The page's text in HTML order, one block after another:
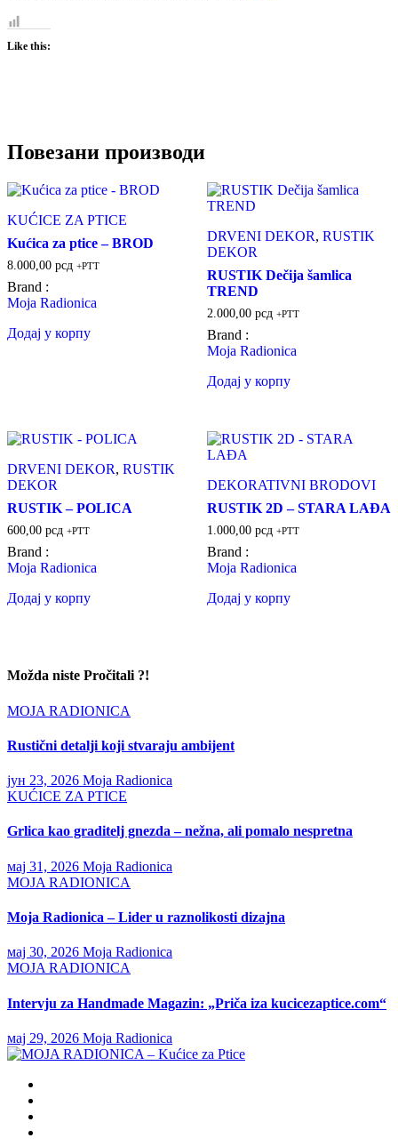
Like this:
Повезани производи
KUĆICE ZA PTICE
Kućica za ptice – BROD
8.000,00 рсд +PTT
Brand :
Moja Radionica
Додај у корпу
DRVENI DEKOR, RUSTIK
DEKOR
RUSTIK Dečija šamlica
TREND
2.000,00 рсд +PTT
Brand :
Moja Radionica
Додај у корпу
DRVENI DEKOR, RUSTIK
DEKOR
RUSTIK – POLICA
600,00 рсд +PTT
Brand :
Moja Radionica
Додај у корпу
DEKORATIVNI BRODOVI
RUSTIK 2D – STARA LAĐA
1.000,00 рсд +PTT
Brand :
Moja Radionica
Додај у корпу
Možda niste Pročitali ?!
MOJA RADIONICA
Rustični detalji koji stvaraju ambijent
јун 23, 2026 Moja Radionica
KUĆICE ZA PTICE
Grlica kao graditelj gnezda – nežna, ali pomalo nespretna
мај 31, 2026 Moja Radionica
MOJA RADIONICA
Moja Radionica – Lider u raznolikosti dizajna
мај 30, 2026 Moja Radionica
MOJA RADIONICA
Intervju za Handmade Magazin: „Priča iza kucicezaptice.com“
мај 29, 2026 Moja Radionica